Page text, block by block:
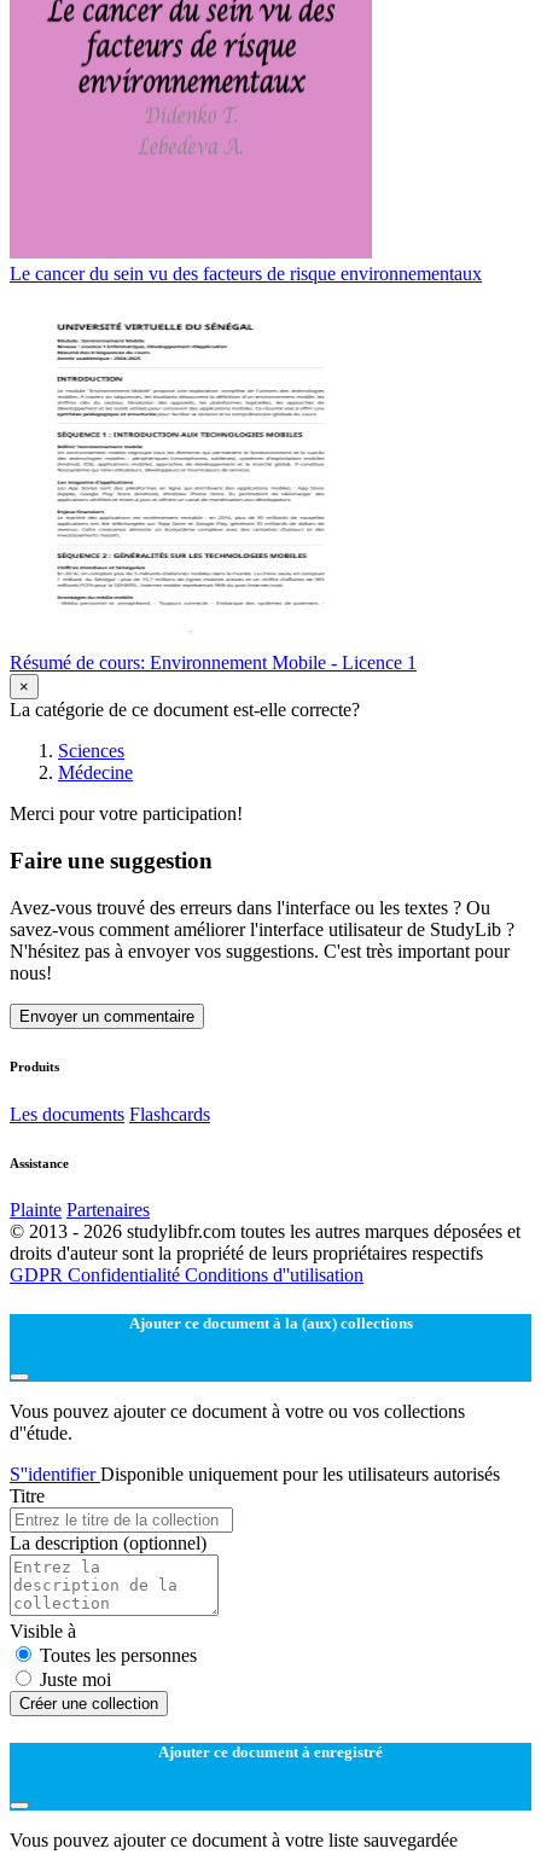
Le cancer du sein vu des facteurs de risque environnementaux
Résumé de cours: Environnement Mobile - Licence 1
×
La catégorie de ce document est-elle correcte?
Sciences
Médecine
Merci pour votre participation!
Faire une suggestion
Avez-vous trouvé des erreurs dans l'interface ou les textes ? Ou
savez-vous comment améliorer l'interface utilisateur de StudyLib ?
N'hésitez pas à envoyer vos suggestions. C'est très important pour
nous!
Envoyer un commentaire
Produits
Les documents Flashcards
Assistance
Plainte Partenaires
© 2013 - 2026 studylibfr.com toutes les autres marques déposées et
droits d'auteur sont la propriété de leurs propriétaires respectifs
GDPR Confidentialité Conditions d''utilisation
Ajouter ce document à la (aux) collections
Vous pouvez ajouter ce document à votre ou vos collections
d''étude.
S''identifierDisponible uniquement pour les utilisateurs autorisés
Titre
La description (optionnel)
Visible à
Toutes les personnes
Juste moi
Créer une collection
Ajouter ce document à enregistré
Vous pouvez ajouter ce document à votre liste sauvegardée